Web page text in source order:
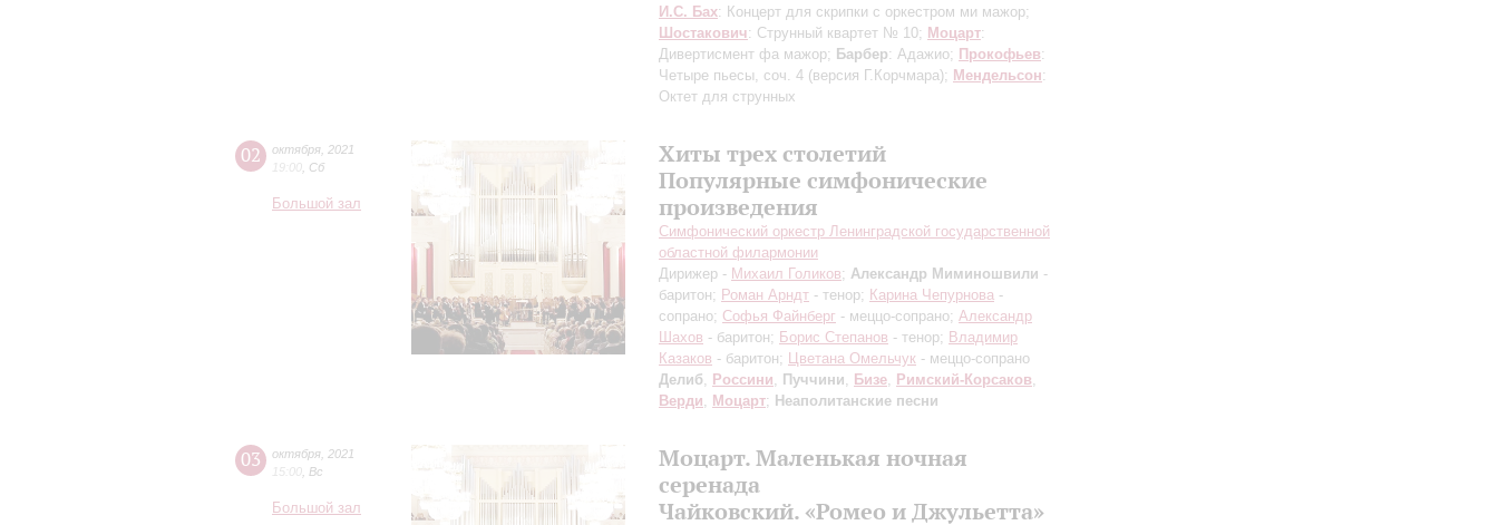
И.С. Бах: Концерт для скрипки с оркестром ми мажор;
Шостакович: Струнный квартет № 10; Моцарт:
Дивертисмент фа мажор; Барбер: Адажио; Прокофьев:
Четыре пьесы, соч. 4 (версия Г.Корчмара); Мендельсон:
Октет для струнных
02 октября 2021
19:00 Сб
Большой зал
Хиты трех столетий
Популярные симфонические
произведения
Симфонический оркестр Ленинградской государственной
областной филармонии
Дирижер - Михаил Голиков; Александр Миминошвили -
баритон; Роман Арндт - тенор; Карина Чепурнова -
сопрано; Софья Файнберг - меццо-сопрано; Александр
Шахов - баритон; Борис Степанов - тенор; Владимир
Казаков - баритон; Цветана Омельчук - меццо-сопрано
Делиб, Россини, Пуччини, Бизе, Римский-Корсаков,
Верди, Моцарт; Неаполитанские песни
03 октября 2021
15:00 Вс
Большой зал
Моцарт. Маленькая ночная
серенада
Чайковский. «Ромео и Джульетта»